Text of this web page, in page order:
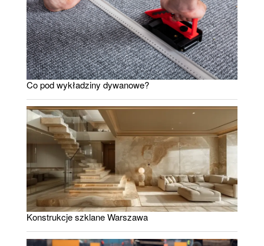
Co pod wykładziny dywanowe?
Konstrukcje szklane Warszawa